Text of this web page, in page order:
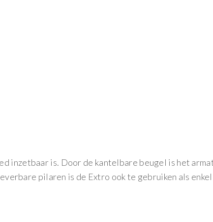
inzetbaar is. Door de kantelbare beugel is het
pilaren is de Extro ook te gebruiken als